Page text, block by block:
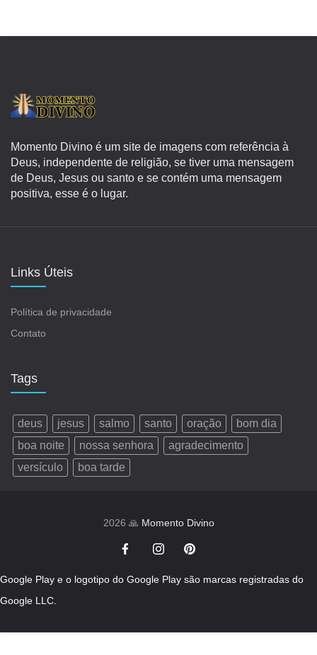
Momento Divino é um site de imagens com referência à
Deus, independente de religião, se tiver uma mensagem
de Deus, Jesus ou santo e se contém uma mensagem
positiva, esse é o lugar.
Links Úteis
Política de privacidade
Contato
Tags
deus jesus salmo santo oração
bom dia
boa noite
nossa senhora
agradecimento
versículo
boa tarde
2026 🙏 Momento Divino
Google Play e o logotipo do Google Play são marcas registradas do
Google LLC.